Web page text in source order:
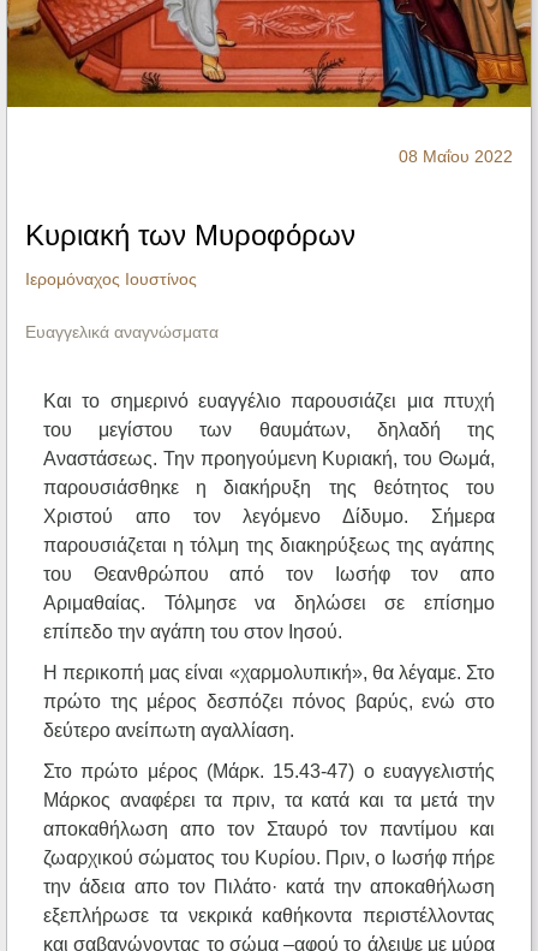
Ηχητικά
08 Μαΐου 2022
Κυριακή των Mυροφόρων
Ιερομόναχος Ιουστίνος
Ευαγγελικά αναγνώσματα
Και το σημερινό ευαγγέλιο παρουσιάζει μια πτυχή
του μεγίστου των θαυμάτων, δηλαδή της
Αναστάσεως. Την προηγούμενη Κυριακή, του Θωμά,
παρουσιάσθηκε η διακήρυξη της θεότητος του
Χριστού απο τον λεγόμενο Δίδυμο. Σήμερα
παρουσιάζεται η τόλμη της διακηρύξεως της αγάπης
του Θεανθρώπου από τον Ιωσήφ τον απο
Αριμαθαίας. Τόλμησε να δηλώσει σε επίσημο
επίπεδο την αγάπη του στον Ιησού.
Η περικοπή μας είναι «χαρμολυπική», θα λέγαμε. Στο
πρώτο της μέρος δεσπόζει πόνος βαρύς, ενώ στο
δεύτερο ανείπωτη αγαλλίαση.
Στο πρώτο μέρος (Μάρκ. 15.43-47) ο ευαγγελιστής
Μάρκος αναφέρει τα πριν, τα κατά και τα μετά την
αποκαθήλωση απο τον Σταυρό τον παντίμου και
ζωαρχικού σώματος του Κυρίου. Πριν, ο Ιωσήφ πήρε
την άδεια απο τον Πιλάτo· κατά την αποκαθήλωση
εξεπλήρωσε τα νεκρικά καθήκοντα περιστέλλοντας
και σαβανώνοντας το σώμα –αφού το άλειψε με μύρα